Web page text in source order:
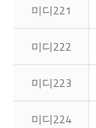
미디221
미디222
미디223
미디224